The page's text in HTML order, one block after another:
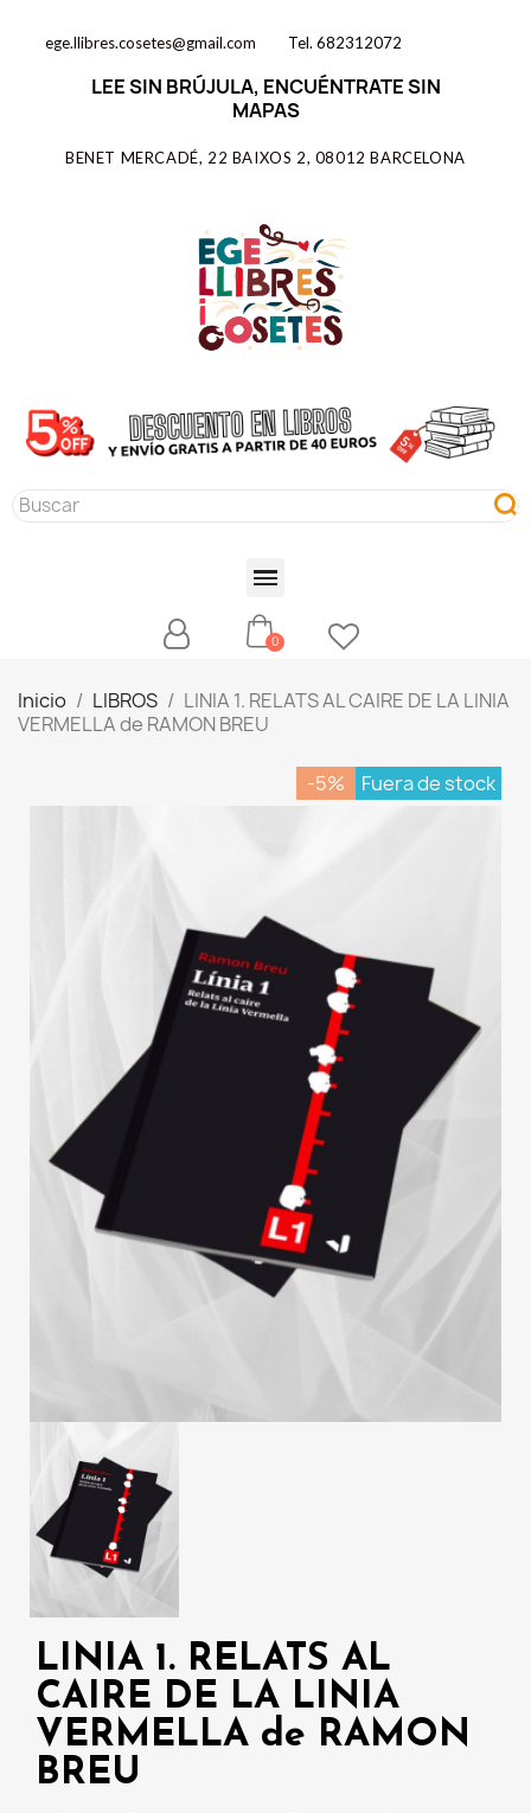
ege.llibres.cosetes@gmail.com Tel. 682312072
LEE SIN BRÚJULA, ENCUÉNTRATE SIN
MAPAS
BENET MERCADÉ, 22 BAIXOS 2, 08012 BARCELONA
Inicio LIBROS
LINIA 1. RELATS AL CAIRE DE LA LINIA
VERMELLA de RAMON BREU
-5% Fuera de stock
LINIA 1. RELATS AL
CAIRE DE LA LINIA
VERMELLA de RAMON
BREU